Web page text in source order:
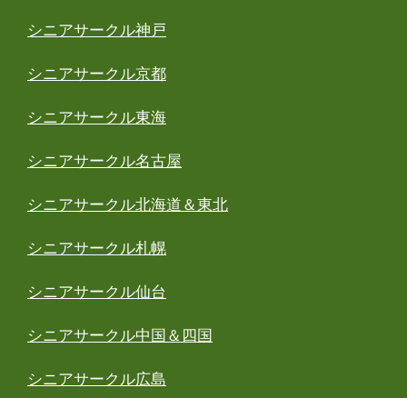
シニアサークル神戸
シニアサークル京都
シニアサークル東海
シニアサークル名古屋
シニアサークル北海道＆東北
シニアサークル札幌
シニアサークル仙台
シニアサークル中国＆四国
シニアサークル広島